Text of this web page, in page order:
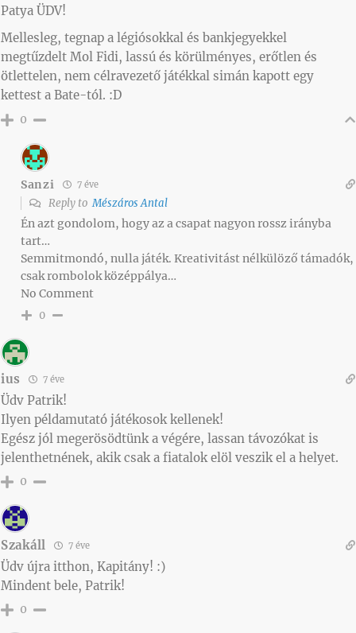
Patya ÜDV!
Mellesleg, tegnap a légiósokkal és bankjegyekkel
megtűzdelt Mol Fidi, lassú és körülményes, erőtlen és
ötlettelen, nem célravezető játékkal simán kapott egy
kettest a Bate-tól. :D
0
Sanzi 7 éve
Reply toMészáros Antal
Én azt gondolom, hogy az a csapat nagyon rossz irányba
tart…
Semmitmondó, nulla játék. Kreativitást nélkülöző támadók,
csak rombolok középpálya…
No Comment
0
ius 7 éve
Üdv Patrik!
Ilyen példamutató játékosok kellenek!
Egész jól megerösödtünk a végére, lassan távozókat is
jelenthetnének, akik csak a fiatalok elöl veszik el a helyet.
0
Szakáll 7 éve
Üdv újra itthon, Kapitány! :)
Mindent bele, Patrik!
0